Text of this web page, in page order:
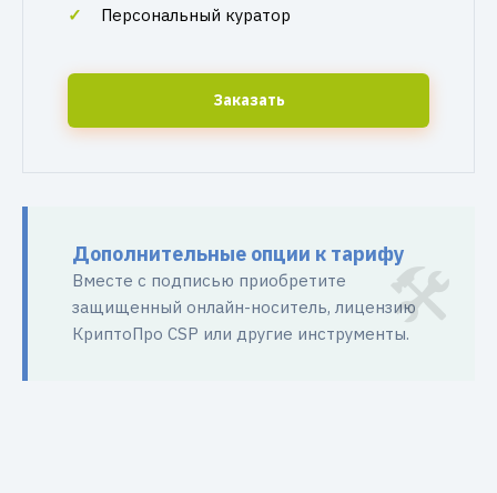
Персональный куратор
Заказать
Дополнительные опции к тарифу
Вместе с подписью приобретите
защищенный онлайн-носитель, лицензию
КриптоПро CSP или другие инструменты.